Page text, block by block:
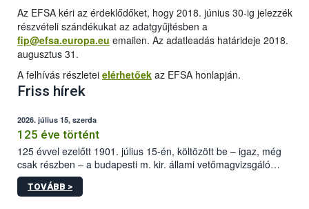
Az EFSA kéri az érdeklődőket, hogy 2018. június 30-ig jelezzék
részvételi szándékukat az adatgyűjtésben a
fip@efsa.europa.eu emailen. Az adatleadás határideje 2018.
augusztus 31.
A felhívás részletei elérhetőek az EFSA honlapján.
Friss hírek
2026. július 15, szerda
125 éve történt
125 évvel ezelőtt 1901. július 15-én, költözött be – igaz, még
csak részben – a budapesti m. kir. állami vetőmagvizsgáló
állomás a Kis Rókus utca 15. szám alatti, Czigler Győző által
tervezett új épületébe.
TOVÁBB >